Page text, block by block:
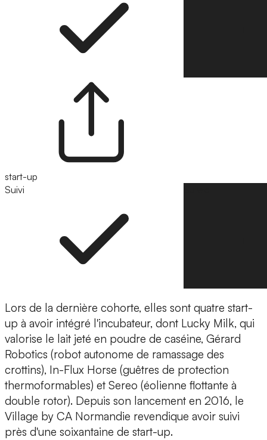
start-up
Suivi
Lors de la dernière cohorte, elles sont quatre start-
up à avoir intégré l'incubateur, dont Lucky Milk, qui
valorise le lait jeté en poudre de caséine, Gérard
Robotics (robot autonome de ramassage des
crottins), In-Flux Horse (guêtres de protection
thermoformables) et Sereo (éolienne flottante à
double rotor). Depuis son lancement en 2016, le
Village by CA Normandie revendique avoir suivi
près d'une soixantaine de start-up.